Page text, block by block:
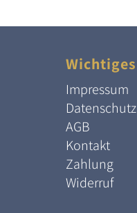
Wichtiges
Impressum
Datenschutz
AGB
Kontakt
Zahlung
Widerruf